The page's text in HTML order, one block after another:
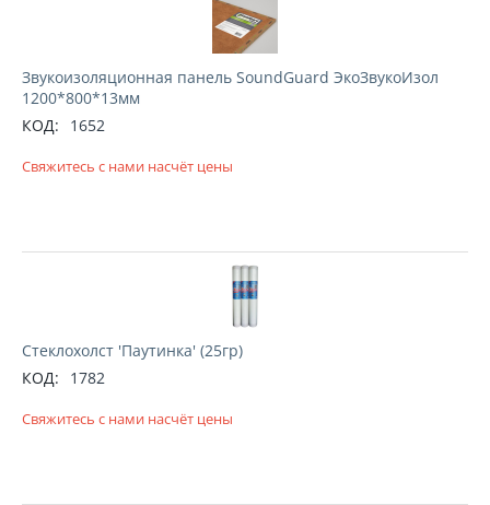
Звукоизоляционная панель SoundGuard ЭкоЗвукоИзол
1200*800*13мм
КОД:
1652
Свяжитесь с нами насчёт цены
Стеклохолст 'Паутинка' (25гр)
КОД:
1782
Свяжитесь с нами насчёт цены